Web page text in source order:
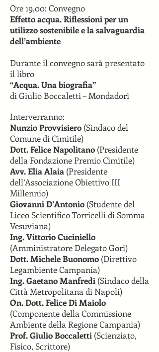
Ore 19,00: Convegno
Effetto acqua. Riflessioni per un
utilizzo sostenibile e la salvaguardia
dell’ambiente
Durante il convegno sarà presentato
il libro
“Acqua. Una biografia”
di Giulio Boccaletti – Mondadori
Interverranno:
Nunzio Provvisiero (Sindaco del
Comune di Cimitile)
Dott. Felice Napolitano (Presidente
della Fondazione Premio Cimitile)
Avv. Elia Alaia (Presidente
dell’Associazione Obiettivo III
Millennio)
Giovanni D’Antonio (Studente del
Liceo Scientifico Torricelli di Somma
Vesuviana)
Ing. Vittorio Cuciniello
(Amministratore Delegato Gori)
Dott. Michele Buonomo (Direttivo
Legambiente Campania)
Ing. Gaetano Manfredi (Sindaco della
Città Metropolitana di Napoli)
On. Dott. Felice Di Maiolo
(Componente della Commissione
Ambiente della Regione Campania)
Prof. Giulio Boccaletti (Scienziato,
Fisico, Scrittore)